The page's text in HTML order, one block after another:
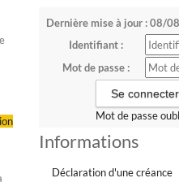
Dernière mise à jour : 08/
Identifiant :
Mot de passe :
Mot de passe
Informations
Déclaration d'une créance